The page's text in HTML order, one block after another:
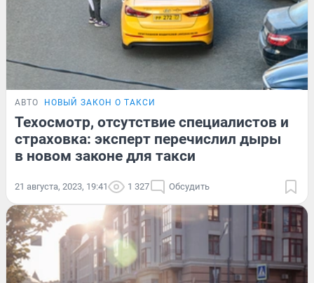
АВТО НОВЫЙ ЗАКОН О ТАКСИ
Техосмотр, отсутствие специалистов и
страховка: эксперт перечислил дыры
в новом законе для такси
21 августа, 2023, 19:41 1 327 Обсудить